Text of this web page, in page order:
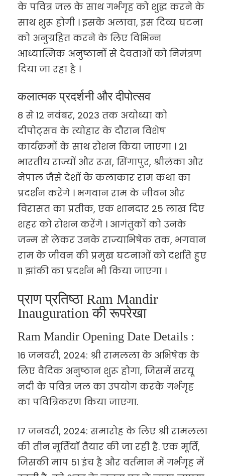
के पवित्र जल के साथ गर्भगृह को शुद्ध करने के
साथ शुरू होगी । इसके अलावा, इस दिव्य घटना
को अनुग्रहित करने के लिए विभिन्न
आध्यात्मिक अनुष्ठानों से देवताओं को निमंत्रण
दिया जा रहा है ।
कलात्मक प्रदर्शनी और दीपोत्सव
8 से 12 नवंबर, 2023 तक अयोध्या को
दीपोट्सव के त्योहार के दौरान विशेष
कार्यक्रमों के साथ रोशन किया जाएगा । 21
भारतीय राज्यों और रूस, सिंगापुर, श्रीलंका और
नेपाल जैसे देशों के कलाकार राम कथा का
प्रदर्शन करेंगे । भगवान राम के जीवन और
विरासत का प्रतीक, एक शानदार 25 लाख दिए
शहर को रोशन करेंगे । आगंतुकों को उनके
जन्म से लेकर उनके राज्याभिषेक तक, भगवान
राम के जीवन की प्रमुख घटनाओं को दर्शाते हुए
11 झांकी का प्रदर्शन भी किया जाएगा ।
प्राण प्रतिष्ठा Ram Mandir
Inauguration की रूपरेखा
Ram Mandir Opening Date Details :
16 जनवरी, 2024: श्री रामलला के अभिषेक के
लिए वैदिक अनुष्ठान शुरू होगा, जिसमें सरयू
नदी के पवित्र जल का उपयोग करके गर्भगृह
का पवित्रिकरण किया जाएगा.
17 जनवरी, 2024: समारोह के लिए श्री रामलला
की तीन मूर्तियाँ तैयार की जा रही हैं. एक मूर्ति,
जिसकी माप 51 इंच है और वर्तमान में गर्भगृह में